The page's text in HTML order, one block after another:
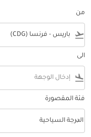
من
flight_takeoff
الى
flight_land
فئة المقصورة
فئة المقصورة option الدرجة السياحية Selected
الدرجة السياحية
keyboard_arrow_down